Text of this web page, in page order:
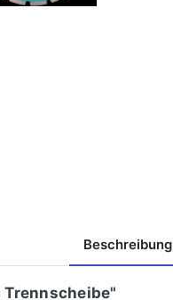
Beschreibung
Trennscheibe"